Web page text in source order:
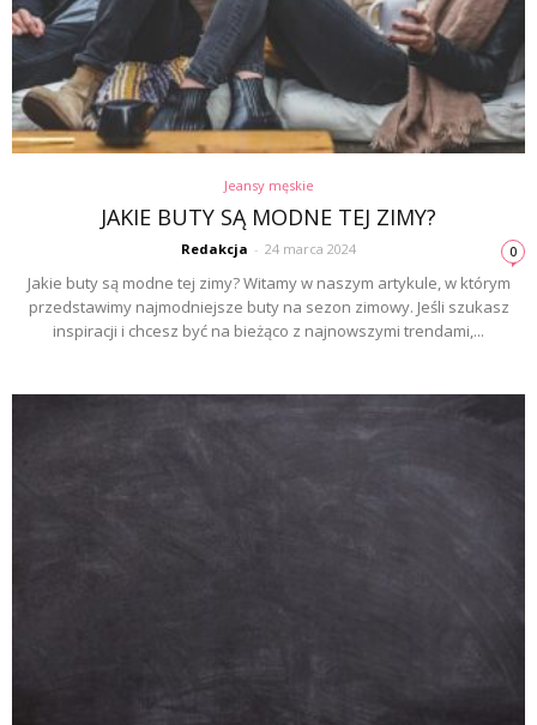
Jeansy męskie
JAKIE BUTY SĄ MODNE TEJ ZIMY?
Redakcja - 24 marca 2024 0
Jakie buty są modne tej zimy? Witamy w naszym artykule, w którym
przedstawimy najmodniejsze buty na sezon zimowy. Jeśli szukasz
inspiracji i chcesz być na bieżąco z najnowszymi trendami,...